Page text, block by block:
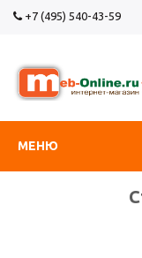
+7 (495) 540-43-59
МЕНЮ